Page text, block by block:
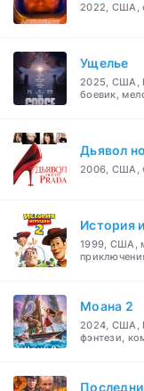
2022, США,
Ущелье
2025, США,
боевик,
Дьявол
2006, США,
История
1999, США,
Моана 2
2024, США,
фэнтези,